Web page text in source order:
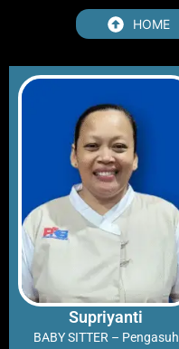
HOME
Supriyanti
BABY SITTER – Pengasuh